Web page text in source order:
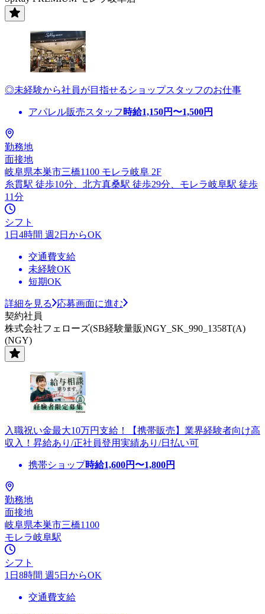
◎未経験から社員が目指せるショップスタッフのお仕事
アパレル販売スタッフ 時給1,150円〜1,500円
勤務地
面接地
岐阜県本巣市三橋1100 モレラ岐阜 2F
糸貫駅 徒歩10分、北方真桑駅 徒歩29分、モレラ岐阜駅 徒歩
11分
シフト
1日4時間 週2日からOK
交通費支給
未経験OK
短期OK
詳細を見る
応募画面に進む
契約社員
株式会社フェローズ(SB経験量販)NGY_SK_990_1358T(A)
(NGY)
入職祝い金最大10万円支給！【携帯販売】業界経験者向け高
収入！昇給あり/正社員登用実績あり/日払い可
携帯ショップ時給1,600円〜1,800円
勤務地
面接地
岐阜県本巣市三橋1100
モレラ岐阜駅
シフト
1日8時間 週5日からOK
交通費支給